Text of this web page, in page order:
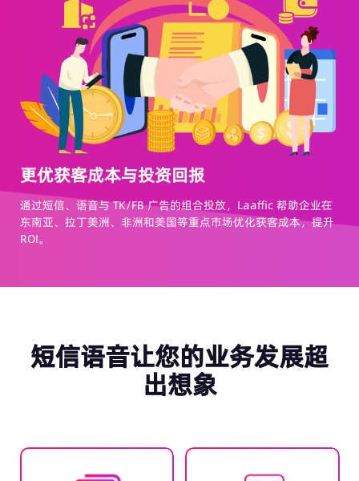
更优获客成本与投资回报
通过短信、语音与 TK/FB 广告的组合投放，Laaffic 帮助企业在
东南亚、拉丁美洲、非洲和美国等重点市场优化获客成本，提升
ROI。
置
短信语音让您的业务发展超
出想象